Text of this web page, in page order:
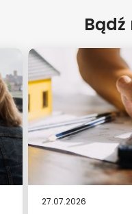
27.07.2026